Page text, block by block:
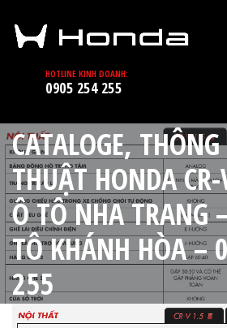
HOTLINE KINH DOANH:
0905 254 255
CATALOGE,
THUẬT HONDA
Ô TÔ NHA TRANG
TÔ KHÁNH HÒA –
255